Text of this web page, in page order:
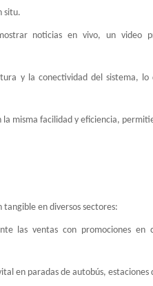
situ.
noticias en vivo, un video
y la conectividad del sistema,
misma facilidad y eficiencia,
en diversos sectores:
las ventas con promociones en
en paradas de autobús,